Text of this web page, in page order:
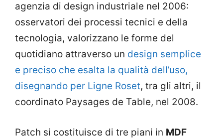
agenzia di design industriale nel 2006:
osservatori dei processi tecnici e della
tecnologia, valorizzano le forme del
quotidiano attraverso un design semplice
e preciso che esalta la qualità dell’uso,
disegnando per Ligne Roset, tra gli altri, il
coordinato Paysages de Table, nel 2008.
Patch si costituisce di tre piani in MDF